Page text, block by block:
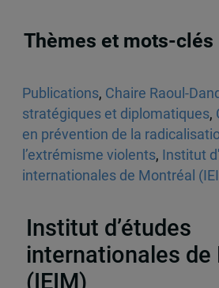
Thèmes et mots-clés
Publications, Chaire Raoul-
stratégiques et diplomatiques,
en prévention de la
l’extrémisme violents, Institut
internationales de Montréal
Israël-Gaza
Institut d’études
internationales de
(IEIM)